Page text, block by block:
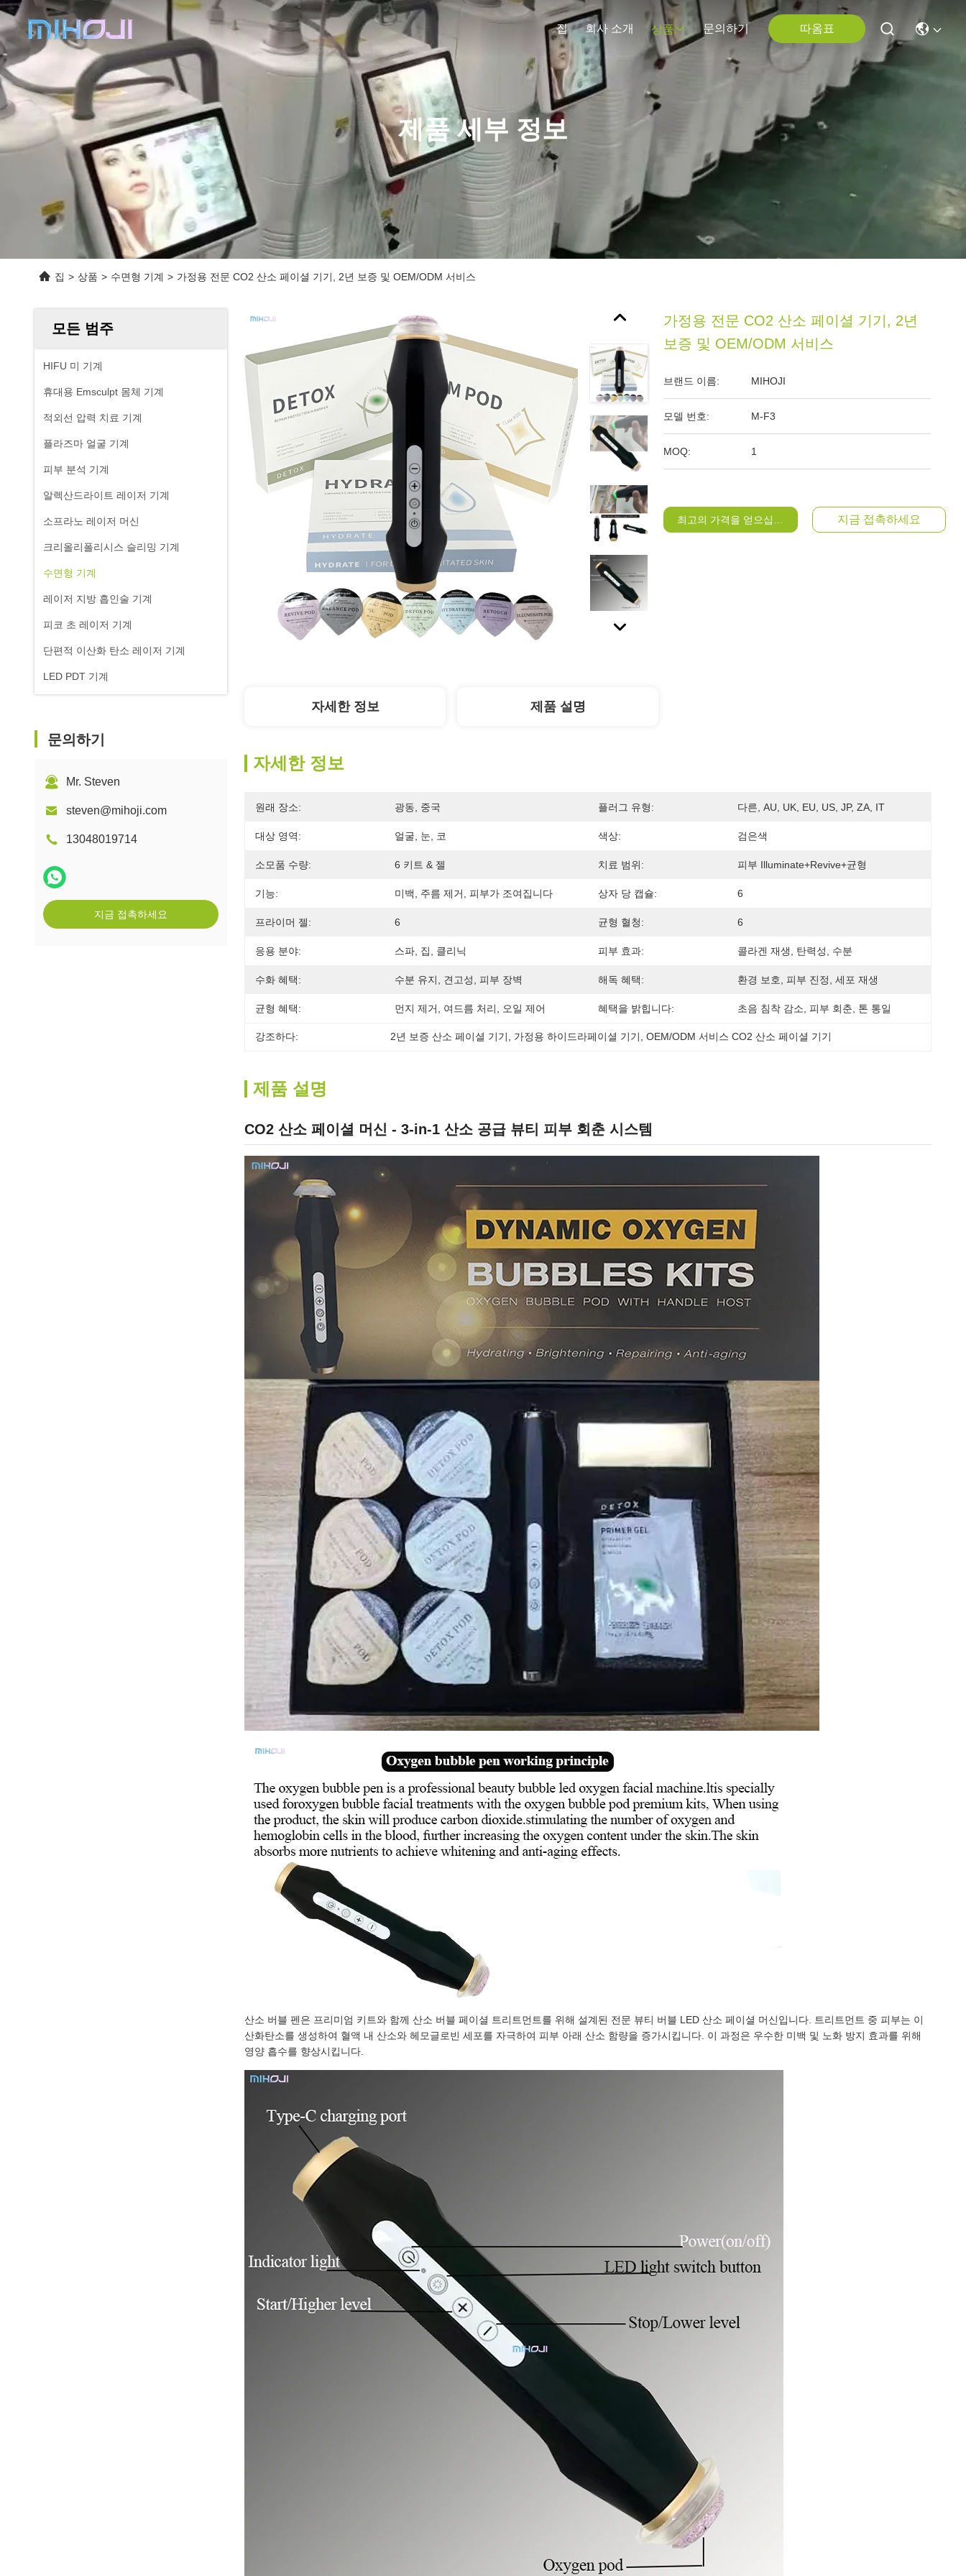
집 회사 소개 상품 문의하기 따옴표
제품 세부 정보
집 > 상품 > 수면형 기계 > 가정용 전문 CO2 산소 페이셜 기기, 2년 보증 및 OEM/ODM 서비스
모든 범주
HIFU 미 기계
휴대용 Emsculpt 몸체 기계
적외선 압력 치료 기계
플라즈마 얼굴 기계
피부 분석 기계
알렉산드라이트 레이저 기계
소프라노 레이저 머신
크리올리폴리시스 슬리밍 기계
수면형 기계
레이저 지방 흡인술 기계
피코 초 레이저 기계
단편적 이산화 탄소 레이저 기계
LED PDT 기계
문의하기
Mr. Steven
steven@mihoji.com
13048019714
지금 접촉하세요
가정용 전문 CO2 산소 페이셜 기기, 2년
보증 및 OEM/ODM 서비스
브랜드 이름: MIHOJI
모델 번호: M-F3
MOQ: 1
최고의 가격을 얻으십시오 지금 접촉하세요
자세한 정보 제품 설명
자세한 정보
원래 장소: 광동, 중국 플러그 유형: 다른, AU, UK, EU, US, JP, ZA, IT
대상 영역: 얼굴, 눈, 코 색상: 검은색
소모품 수량: 6 키트 & 젤 치료 범위: 피부 Illuminate+Revive+균형
기능: 미백, 주름 제거, 피부가 조여집니다 상자 당 캡슐: 6
프라이머 젤: 6 균형 혈청: 6
응용 분야: 스파, 집, 클리닉 피부 효과: 콜라겐 재생, 탄력성, 수분
수화 혜택: 수분 유지, 견고성, 피부 장벽 해독 혜택: 환경 보호, 피부 진정, 세포 재생
균형 혜택: 먼지 제거, 여드름 처리, 오일 제어 혜택을 밝힙니다: 초음 침착 감소, 피부 회춘, 톤 통일
강조하다: 2년 보증 산소 페이셜 기기 가정용 하이드라페이셜 기기 , OEM/ODM 서비스 CO2 산소 페이셜 기기
제품 설명
CO2 산소 페이셜 머신 - 3-in-1 산소 공급 뷰티 피부 회춘 시스템
산소 버블 펜은 프리미엄 키트와 함께 산소 버블 페이셜 트리트먼트를 위해 설계된 전문 뷰티 버블 LED 산소 페이셜 머신입니다. 트리트먼트 중 피부는 이
산화탄소를 생성하여 혈액 내 산소와 헤모글로빈 세포를 자극하여 피부 아래 산소 함량을 증가시킵니다. 이 과정은 우수한 미백 및 노화 방지 효과를 위해
영양 흡수를 향상시킵니다.